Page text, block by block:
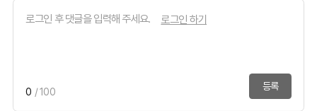
로그인 하기
0 / 100 등록